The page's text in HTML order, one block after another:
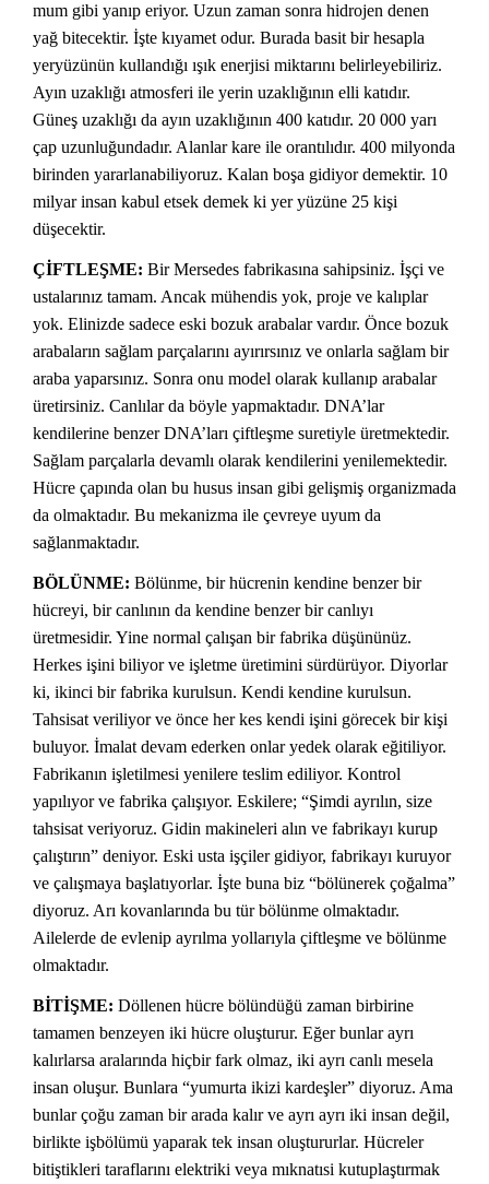
mum gibi yanıp eriyor. Uzun zaman sonra hidrojen denen
yağ bitecektir. İşte kıyamet odur. Burada basit bir hesapla
yeryüzünün kullandığı ışık enerjisi miktarını belirleyebiliriz.
Ayın uzaklığı atmosferi ile yerin uzaklığının elli katıdır.
Güneş uzaklığı da ayın uzaklığının 400 katıdır. 20 000 yarı
çap uzunluğundadır. Alanlar kare ile orantılıdır. 400 milyonda
birinden yararlanabiliyoruz. Kalan boşa gidiyor demektir. 10
milyar insan kabul etsek demek ki yer yüzüne 25 kişi
düşecektir.
ÇİFTLEŞME: Bir Mersedes fabrikasına sahipsiniz. İşçi ve
ustalarınız tamam. Ancak mühendis yok, proje ve kalıplar
yok. Elinizde sadece eski bozuk arabalar vardır. Önce bozuk
arabaların sağlam parçalarını ayırırsınız ve onlarla sağlam bir
araba yaparsınız. Sonra onu model olarak kullanıp arabalar
üretirsiniz. Canlılar da böyle yapmaktadır. DNA’lar
kendilerine benzer DNA’ları çiftleşme suretiyle üretmektedir.
Sağlam parçalarla devamlı olarak kendilerini yenilemektedir.
Hücre çapında olan bu husus insan gibi gelişmiş organizmada
da olmaktadır. Bu mekanizma ile çevreye uyum da
sağlanmaktadır.
BÖLÜNME: Bölünme, bir hücrenin kendine benzer bir
hücreyi, bir canlının da kendine benzer bir canlıyı
üretmesidir. Yine normal çalışan bir fabrika düşününüz.
Herkes işini biliyor ve işletme üretimini sürdürüyor. Diyorlar
ki, ikinci bir fabrika kurulsun. Kendi kendine kurulsun.
Tahsisat veriliyor ve önce her kes kendi işini görecek bir kişi
buluyor. İmalat devam ederken onlar yedek olarak eğitiliyor.
Fabrikanın işletilmesi yenilere teslim ediliyor. Kontrol
yapılıyor ve fabrika çalışıyor. Eskilere; “Şimdi ayrılın, size
tahsisat veriyoruz. Gidin makineleri alın ve fabrikayı kurup
çalıştırın” deniyor. Eski usta işçiler gidiyor, fabrikayı kuruyor
ve çalışmaya başlatıyorlar. İşte buna biz “bölünerek çoğalma”
diyoruz. Arı kovanlarında bu tür bölünme olmaktadır.
Ailelerde de evlenip ayrılma yollarıyla çiftleşme ve bölünme
olmaktadır.
BİTİŞME: Döllenen hücre bölündüğü zaman birbirine
tamamen benzeyen iki hücre oluşturur. Eğer bunlar ayrı
kalırlarsa aralarında hiçbir fark olmaz, iki ayrı canlı mesela
insan oluşur. Bunlara “yumurta ikizi kardeşler” diyoruz. Ama
bunlar çoğu zaman bir arada kalır ve ayrı ayrı iki insan değil,
birlikte işbölümü yaparak tek insan oluştururlar. Hücreler
bitiştikleri taraflarını elektriki veya mıknatısi kutuplaştırmak